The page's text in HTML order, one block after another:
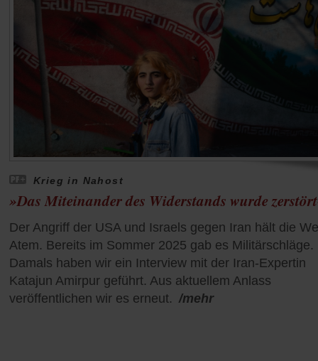
Krieg in Nahost
»Das Miteinander des Widerstands wurde
Der Angriff der USA und Israels gegen Iran hält die
Atem. Bereits im Sommer 2025 gab es Militärschläge.
Damals haben wir ein Interview mit der Iran-Expertin
Katajun Amirpur geführt. Aus aktuellem Anlass
veröffentlichen wir es erneut. /mehr